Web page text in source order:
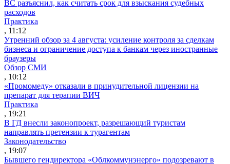
ВС разъяснил, как считать срок для взыскания судебных
расходов
Практика
, 11:12
Утренний обзор за 4 августа: усиление контроля за сделкам
бизнеса и ограничение доступа к банкам через иностранные
браузеры
Обзор СМИ
, 10:12
«Промомеду» отказали в принудительной лицензии на
препарат для терапии ВИЧ
Практика
, 19:21
В ГД внесли законопроект, разрешающий туристам
направлять претензии к турагентам
Законодательство
, 19:07
Бывшего гендиректора «Облкоммунэнерго» подозревают в